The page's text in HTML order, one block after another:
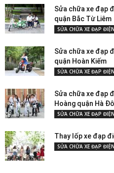
Sửa chữa xe đạp
quận Bắc Từ Liêm
SỬA CHỮA XE ĐẠP
Sửa chữa xe đạp
quận Hoàn Kiếm
SỬA CHỮA XE ĐẠP
Sửa chữa xe đạp
Hoàng quận Hà
SỬA CHỮA XE ĐẠP
Thay lốp xe đạp
SỬA CHỮA XE ĐẠP